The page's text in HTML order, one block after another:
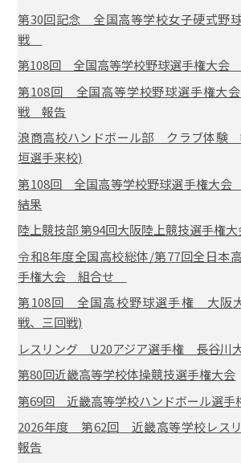
第30回記念 全国高等学校女子硬式野
戦
第108回 全国高等学校野球選手権大
第108回 全国高等学校野球選手権
戦 報告
浪商高校ハンドボール部 クラブ体
垣選手来校)
第108回 全国高等学校野球選手権大
結果
陸上競技部 第94回大阪陸上競技選手権大
令和8年度全国高校総体/第77回全日本
手権大会 組合せ
第108回 全国高校野球選手権 大阪
戦、三回戦)
レスリング U20アジア選手権 長谷川
第80回近畿高等学校体操競技選手権大会
第69回 近畿高等学校ハンドボール選
2026年度 第62回 近畿高等学校レス
報告